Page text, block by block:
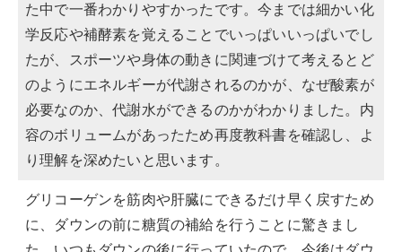
た中で一番わかりやすかったです。今までは細かい化
学反応や補酵素を覚えることでいっぱいいっぱいでし
たが、スポーツや身体の動きに関連づけて考えるとど
のようにエネルギーが代謝されるのかが、なぜ酸素が
必要なのか、代謝水ができるのかがわかりました。内
容のボリュームがあったため再度教科書を確認し、よ
り理解を深めたいと思います。
グリコーゲンを筋肉や肝臓にできるだけ早く戻すため
に、ダウンの前に糖質の補給を行うことに驚きまし